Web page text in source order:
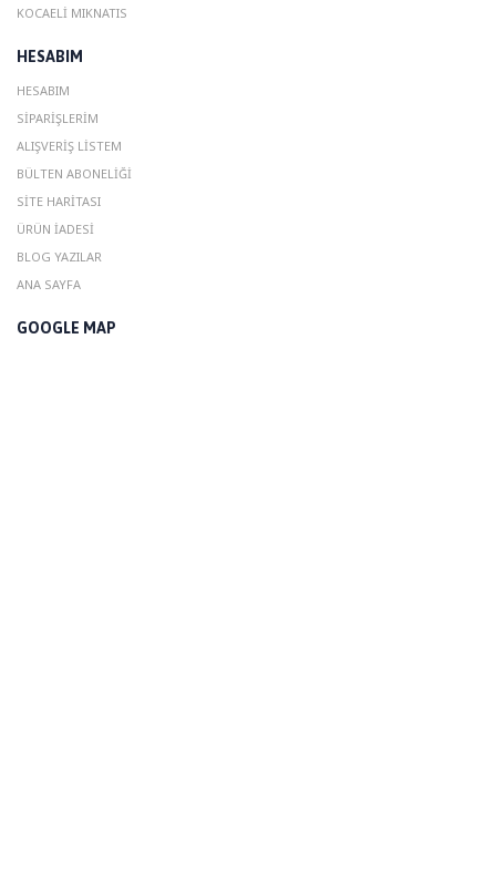
KOCAELI MIKNATIS
HESABIM
HESABIM
SIPARIŞLERIM
ALIŞVERIŞ LISTEM
BÜLTEN ABONELIĞI
SITE HARITASI
ÜRÜN İADESI
BLOG YAZILAR
ANA SAYFA
GOOGLE MAP